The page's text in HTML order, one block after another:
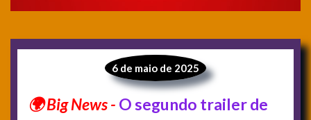
6 de maio de 2025
O segundo trailer de